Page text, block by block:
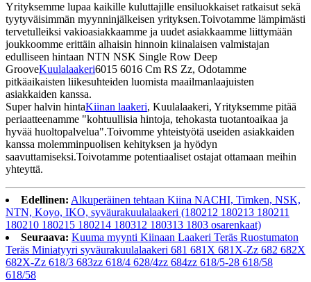
Yrityksemme lupaa kaikille kuluttajille ensiluokkaiset ratkaisut sekä
tyytyväisimmän myynninjälkeisen yrityksen.Toivotamme lämpimästi
tervetulleiksi vakioasiakkaamme ja uudet asiakkaamme liittymään
joukkoomme erittäin alhaisin hinnoin kiinalaisen valmistajan
edulliseen hintaan NTN NSK Single Row Deep
GrooveKuulalaakeri6015 6016 Cm RS Zz, Odotamme
pitkäaikaisten liikesuhteiden luomista maailmanlaajuisten
asiakkaiden kanssa.
Super halvin hintaKiinan laakeri, Kuulalaakeri, Yrityksemme pitää
periaatteenamme "kohtuullisia hintoja, tehokasta tuotantoaikaa ja
hyvää huoltopalvelua".Toivomme yhteistyötä useiden asiakkaiden
kanssa molemminpuolisen kehityksen ja hyödyn
saavuttamiseksi.Toivotamme potentiaaliset ostajat ottamaan meihin
yhteyttä.
Edellinen: Alkuperäinen tehtaan Kiina NACHI, Timken, NSK,
NTN, Koyo, IKO, syväurakuulalaakeri (180212 180213 180211
180210 180215 180214 180312 180313 1803 osarenkaat)
Seuraava: Kuuma myynti Kiinaan Laakeri Teräs Ruostumaton
Teräs Miniatyyri syväurakuulalaakeri 681 681X 681X-Zz 682 682X
682X-Zz 618/3 683zz 618/4 628/4zz 684zz 618/5-28 618/58
618/58